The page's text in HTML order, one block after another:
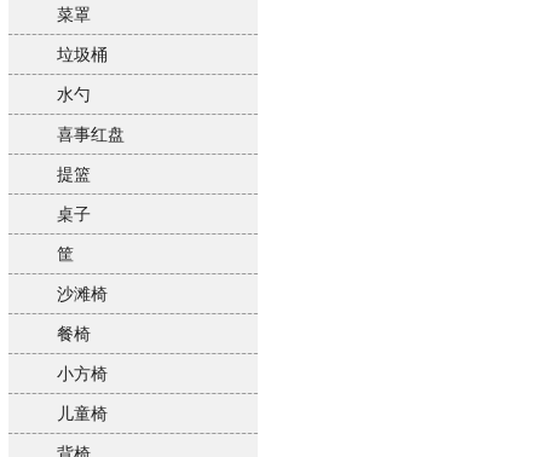
菜罩
垃圾桶
水勺
喜事红盘
提篮
桌子
筐
沙滩椅
餐椅
小方椅
儿童椅